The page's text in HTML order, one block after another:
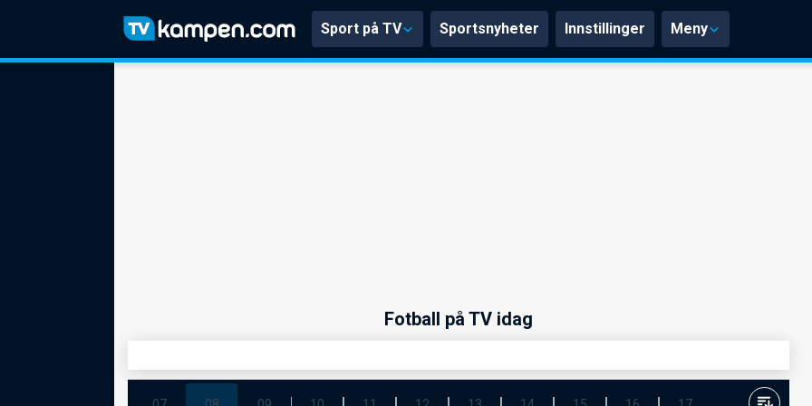
Sport på TV Sportsnyheter Innstillinger Meny
Fotball på TV idag